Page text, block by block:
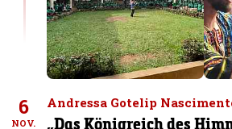
6
NOV.
Andressa Gotelip
„Das Königreich des